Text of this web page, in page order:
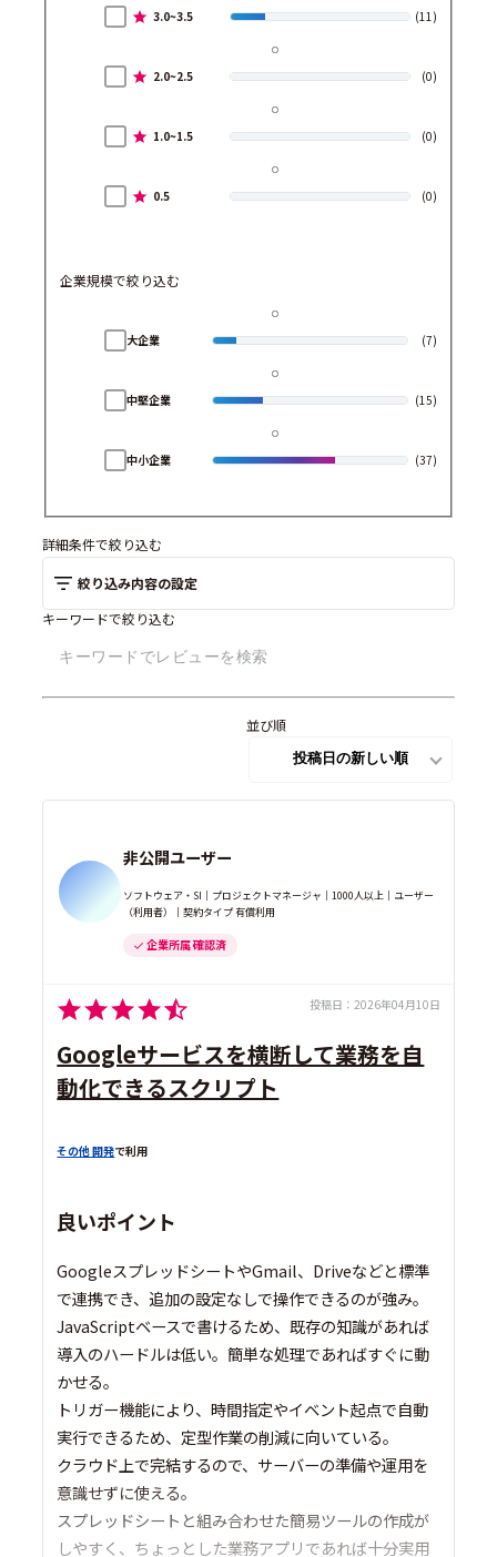
3.0~3.5 (11)
2.0~2.5 (0)
1.0~1.5 (0)
0.5 (0)
企業規模で絞り込む
大企業 (7)
中堅企業 (15)
中小企業 (37)
詳細条件で絞り込む
絞り込み内容の設定
キーワードで絞り込む
並び順
非公開ユーザー
ソフトウェア・SI｜プロジェクトマネージャ｜1000人以上｜ユーザー
（利用者）｜契約タイプ 有償利用
企業所属 確認済
投稿日： 2026年04月10日
Googleサービスを横断して業務を自
動化できるスクリプト
その他 開発で利用
良いポイント
GoogleスプレッドシートやGmail、Driveなどと標準
で連携でき、追加の設定なしで操作できるのが強み。
JavaScriptベースで書けるため、既存の知識があれば
導入のハードルは低い。簡単な処理であればすぐに動
かせる。
トリガー機能により、時間指定やイベント起点で自動
実行できるため、定型作業の削減に向いている。
クラウド上で完結するので、サーバーの準備や運用を
意識せずに使える。
スプレッドシートと組み合わせた簡易ツールの作成が
しやすく、ちょっとした業務アプリであれば十分実用